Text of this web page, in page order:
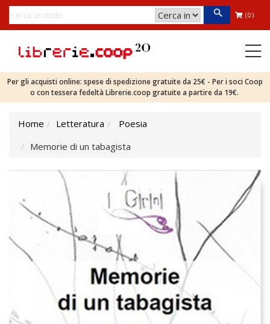
(0)
Per gli acquisti online: spese di spedizione gratuite da 25€ - Per i soci Coop
o con tessera fedeltà Librerie.coop gratuite a partire da 19€.
Home Letteratura
Poesia
Memorie di un tabagista